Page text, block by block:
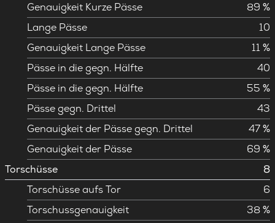
Genauigkeit Kurze Pässe
89 %
Lange Pässe
10
Genauigkeit Lange Pässe
11 %
Pässe in die gegn. Hälfte
40
Pässe in die gegn. Hälfte
55 %
Pässe gegn. Drittel
43
Genauigkeit der Pässe gegn. Drittel
47 %
Genauigkeit der Pässe
69 %
Torschüsse
8
Torschüsse aufs Tor
6
Torschussgenauigkeit
38 %